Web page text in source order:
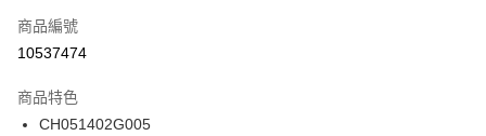
【「AFTEE先享後付」結帳流程】
１．於結帳方式選擇「AFTEE先享後付」後，將跳轉至「AFTEE先享後付」
２．訂單成立數日內，您將收到繳費通知簡訊。
３．收到繳費通知簡訊後14天內，點擊此簡訊中的連結，可透過四大超商／
ATM／網路銀行／等多元方式進行付款，方視為交易完成。
宅配
每筆NT$100，滿NT$1,500(含以上)免運費
付款後門市自取
每筆NT$100，滿NT$1,500(含以上)免運費
商品編號
10537474
商品特色
CH051402G005